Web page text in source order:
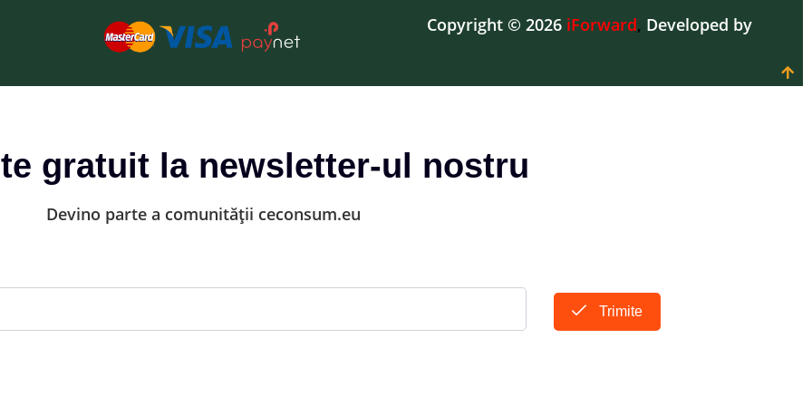
Copyright © 2026 iForward, Developed by
gratuit la newsletter-ul nostru
Devino parte a comunității ceconsum.eu
Trimite